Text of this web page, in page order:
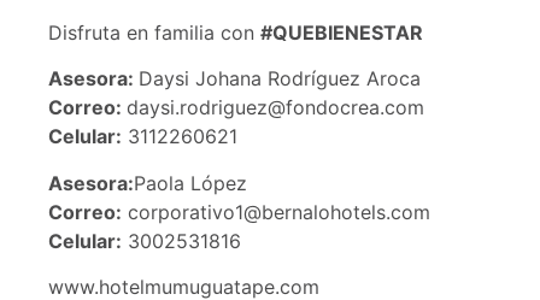
Disfruta en familia con #QUEBIENESTAR
Asesora: Daysi Johana Rodríguez Aroca
Correo: daysi.rodriguez@fondocrea.com
Celular: 3112260621
Asesora:Paola López
Correo: corporativo1@bernalohotels.com
Celular: 3002531816
www.hotelmumuguatape.com